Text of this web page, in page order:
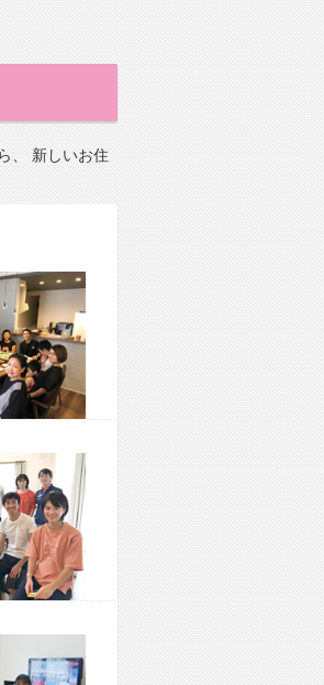
、 新しいお住